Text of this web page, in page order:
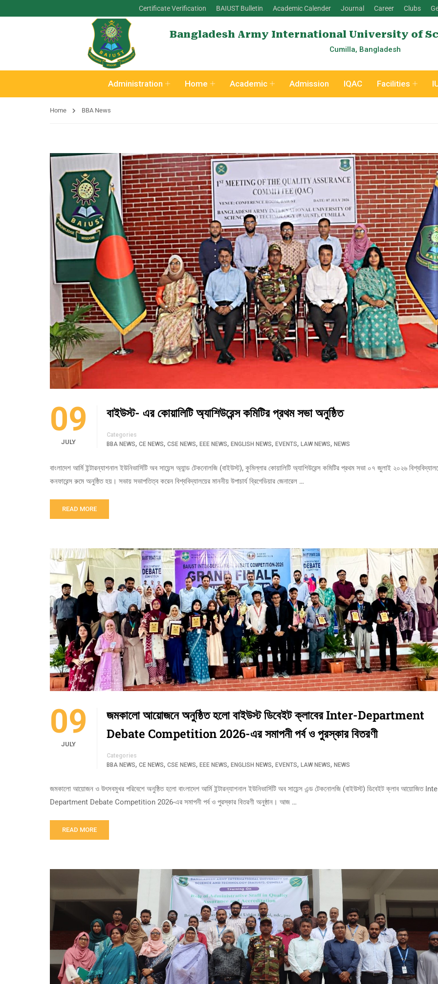
Certificate Verification BAIUST Bulletin Academic Calender Journal Career Clubs
Bangladesh Army International University of
Cumilla, Bangladesh
Administration Home Academic Admission IQAC Facilities
Home BBA News
09
JULY
বাইউস্ট- এর কোয়ালিটি অ্যাশিউরেন্স কমিটির প্রথম সভা অনুষ্ঠিত
Categories
BBA NEWS, CE NEWS, CSE NEWS, EEE NEWS, ENGLISH NEWS, EVENTS, LAW NEWS, NEWS
বাংলাদেশ আর্মি ইন্টারন্যাশনাল ইউনিভার্সিটি অব সায়েন্স অ্যান্ড টেকনোলজি (বাইউস্ট), কুমিল্লার কোয়ালিটি অ্যাশিউরেন্স কমিটির প্রথম সভা ০৭ জুলাই ২০২৬
কনফারেন্স রুমে অনুষ্ঠিত হয়। সভায় সভাপতিত্ব করেন বিশ্ববিদ্যালয়ের মাননীয় উপাচার্য ব্রিগেডিয়ার জেনারেল …
READ MORE
09
JULY
জমকালো আয়োজনে অনুষ্ঠিত হলো বাইউস্ট ডিবেইট ক্লাবের Inter-Department
Debate Competition 2026-এর সমাপনী পর্ব ও পুরস্কার বিতরণী
Categories
BBA NEWS, CE NEWS, CSE NEWS, EEE NEWS, ENGLISH NEWS, EVENTS, LAW NEWS, NEWS
জমকালো আয়োজন ও উৎসবমুখর পরিবেশে অনুষ্ঠিত হলো বাংলাদেশ আর্মি ইন্টারন্যাশনাল ইউনিভার্সিটি অব সায়েন্স এন্ড টেকনোলজি (বাইউস্ট) ডিবেইট ক্লাব আয়োজিত
Department Debate Competition 2026-এর সমাপনী পর্ব ও পুরস্কার বিতরণী অনুষ্ঠান। আজ …
READ MORE